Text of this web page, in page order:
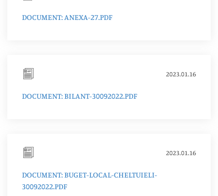
DOCUMENT: ANEXA-27.PDF
2023.01.16
DOCUMENT: BILANT-30092022.PDF
2023.01.16
DOCUMENT: BUGET-LOCAL-CHELTUIELI-
30092022.PDF